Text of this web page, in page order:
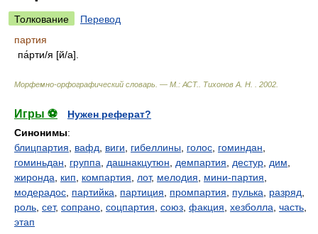
Толкование
Перевод
партия
па́рти/я [й/а].
Морфемно-орфографический словарь. — М.: АСТ. Тихонов А. Н. 2002
Игры ⚽
Нужен реферат?
Синонимы:
блицпартия
вафд виги гибеллины голос гоминдан
гоминьдан
группа дашнакцутюн демпартия дестур дим
жиронда
кип компартия лот, мелодия мини-партия
модерадос партийка партиция промпартия пулька разряд
роль сет, сопрано соцпартия союз факция хезболла часть
этап